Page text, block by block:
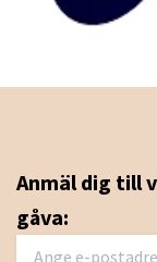
Anmäl dig till
gåva: